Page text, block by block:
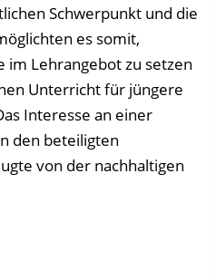
Schwerpunkt und die
es somit,
im Lehrangebot zu setzen
Unterricht für jüngere
Interesse an einer
den beteiligten
von der nachhaltigen